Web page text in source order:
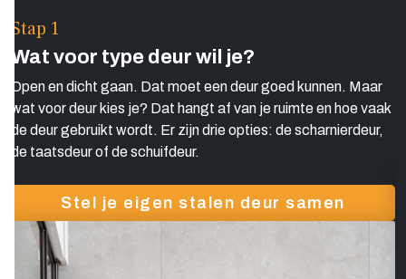
Stap 1
Wat voor type deur wil je?
Open en dicht gaan. Dat moet een deur goed kunnen. Maar
wat voor deur kies je? Dat hangt af van je ruimte en hoe vaak
de deur gebruikt wordt. Er zijn drie opties: de scharnierdeur,
de taatsdeur of de schuifdeur.
Stel je eigen stalen deur samen